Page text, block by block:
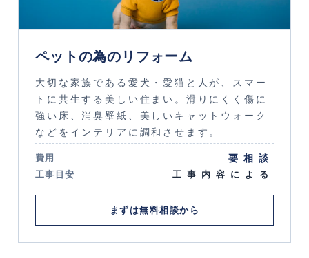
ペットの為のリフォーム
大切な家族である愛犬・愛猫と人が、スマー
トに共生する美しい住まい。滑りにくく傷に
強い床、消臭壁紙、美しいキャットウォーク
などをインテリアに調和させます。
費用 要相談
工事目安 工事内容による
まずは無料相談から